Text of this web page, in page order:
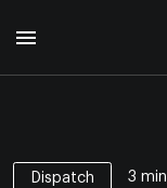
Курс диспетчера
Dispatch 3 min